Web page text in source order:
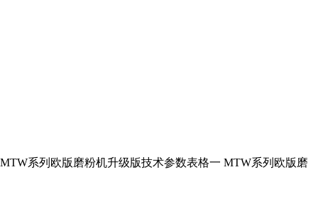
MTW系列欧版磨粉机升级版技术参数表格一 MTW系列欧版磨